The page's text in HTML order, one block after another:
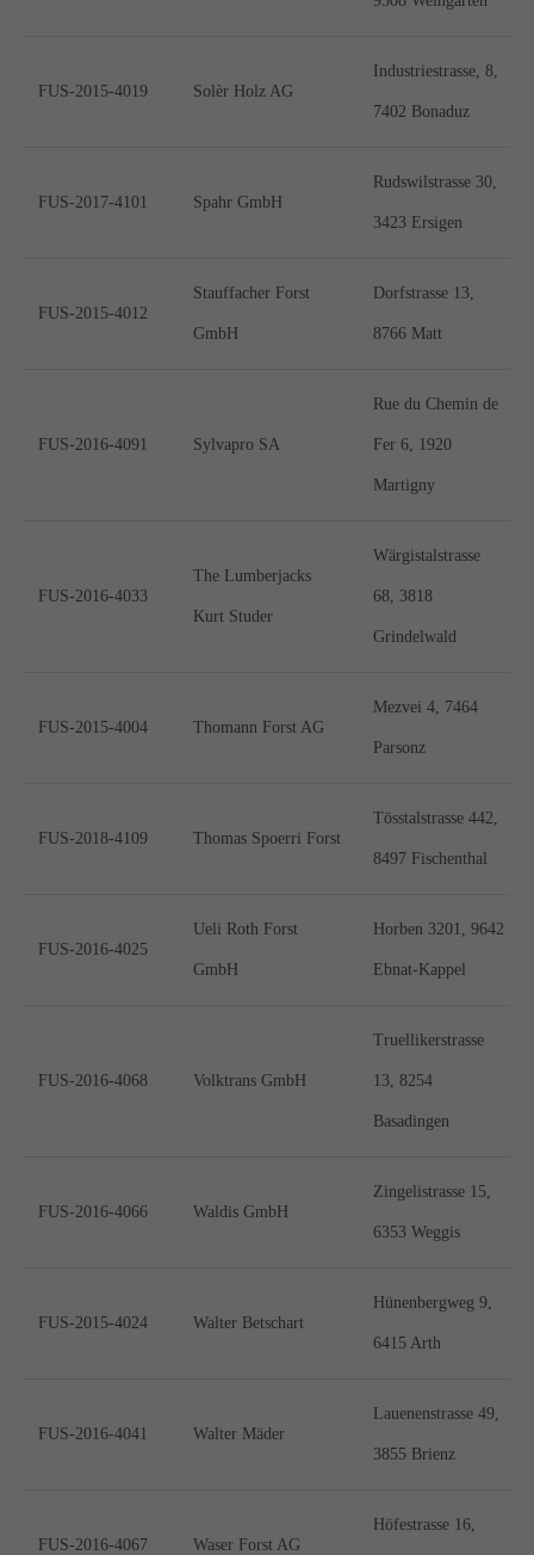
FUS-2015-4019 Solèr Holz AG
Industriestrasse, 8,
7402 Bonaduz
FUS-2017-4101 Spahr GmbH
Rudswilstrasse 30,
3423 Ersigen
FUS-2015-4012
Stauffacher Forst
GmbH
Dorfstrasse 13,
8766 Matt
FUS-2016-4091 Sylvapro SA
Rue du Chemin de
Fer 6, 1920
Martigny
FUS-2016-4033
The Lumberjacks
Kurt Studer
Wärgistalstrasse
68, 3818
Grindelwald
FUS-2015-4004 Thomann Forst AG
Mezvei 4, 7464
Parsonz
FUS-2018-4109 Thomas Spoerri Forst
Tösstalstrasse 442,
8497 Fischenthal
FUS-2016-4025
Ueli Roth Forst
GmbH
Horben 3201, 9642
Ebnat-Kappel
FUS-2016-4068 Volktrans GmbH
Truellikerstrasse
13, 8254
Basadingen
FUS-2016-4066 Waldis GmbH
Zingelistrasse 15,
6353 Weggis
FUS-2015-4024 Walter Betschart
Hünenbergweg 9,
6415 Arth
FUS-2016-4041 Walter Mäder
Lauenenstrasse 49,
3855 Brienz
FUS-2016-4067 Waser Forst AG
Höfestrasse 16,